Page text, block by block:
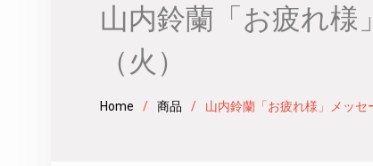
山内鈴蘭「お疲れ様
（火）
Home 商品 山内鈴蘭「お疲れ様」メッセ